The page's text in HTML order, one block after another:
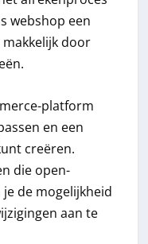
webshop een
door
platform
en een
creëren.
die open-
de mogelijkheid
aan te